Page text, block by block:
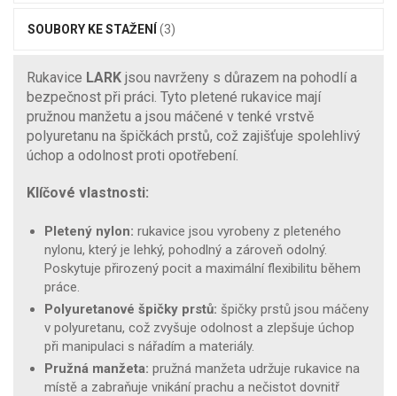
SOUBORY KE STAŽENÍ (3)
Rukavice LARK jsou navrženy s důrazem na pohodlí a
bezpečnost při práci. Tyto pletené rukavice mají
pružnou manžetu a jsou máčené v tenké vrstvě
polyuretanu na špičkách prstů, což zajišťuje spolehlivý
úchop a odolnost proti opotřebení.
Klíčové vlastnosti:
Pletený nylon: rukavice jsou vyrobeny z pleteného
nylonu, který je lehký, pohodlný a zároveň odolný.
Poskytuje přirozený pocit a maximální flexibilitu během
práce.
Polyuretanové špičky prstů: špičky prstů jsou máčeny
v polyuretanu, což zvyšuje odolnost a zlepšuje úchop
při manipulaci s nářadím a materiály.
Pružná manžeta: pružná manžeta udržuje rukavice na
místě a zabraňuje vnikání prachu a nečistot dovnitř